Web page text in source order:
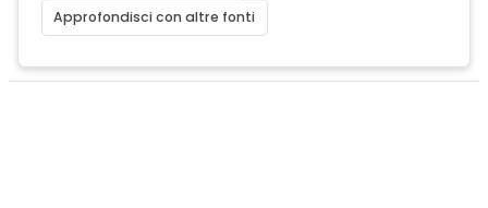
Approfondisci con altre fonti